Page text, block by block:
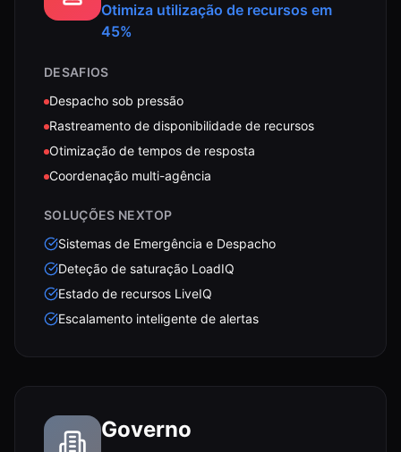
Otimiza utilização de recursos em
45%
DESAFIOS
Despacho sob pressão
Rastreamento de disponibilidade de recursos
Otimização de tempos de resposta
Coordenação multi-agência
SOLUÇÕES NEXTOP
Sistemas de Emergência e Despacho
Deteção de saturação LoadIQ
Estado de recursos LiveIQ
Escalamento inteligente de alertas
Governo